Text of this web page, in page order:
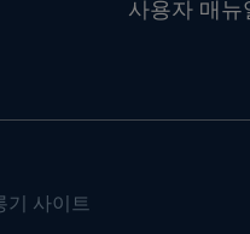
사용자 매뉴
기 사이트